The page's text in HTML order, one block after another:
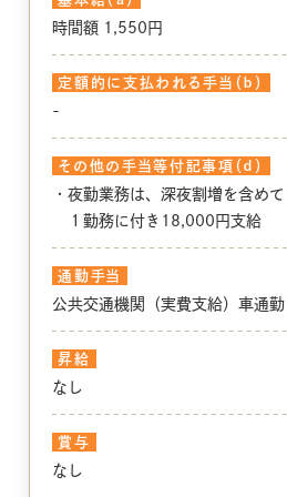
時間額 1,550円
定額的に支払われる手当（ｂ）
-
その他の手当等付記事項（ｄ）
・夜勤業務は、深夜割増を含めて
１勤務に付き18,000円支給
通勤手当
公共交通機関（実費支給）車通
昇給
なし
賞与
なし